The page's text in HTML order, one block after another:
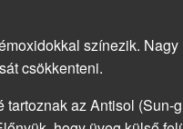
színezik.
csökkenteni.
az Antisol